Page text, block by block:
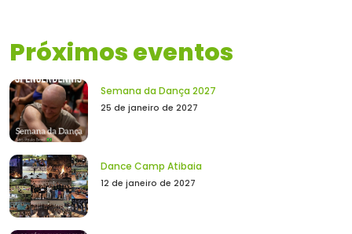
Próximos eventos
Semana da Dança 2027
25 de janeiro de 2027
Dance Camp Atibaia
12 de janeiro de 2027